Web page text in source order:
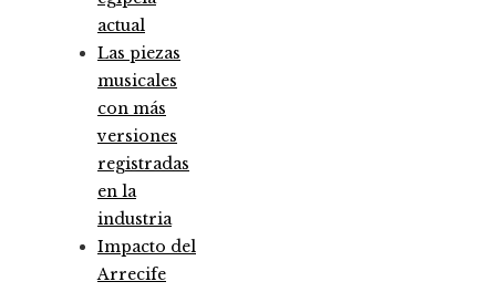
actual
Las piezas
musicales
con más
versiones
registradas
en la
industria
Impacto del
Arrecife